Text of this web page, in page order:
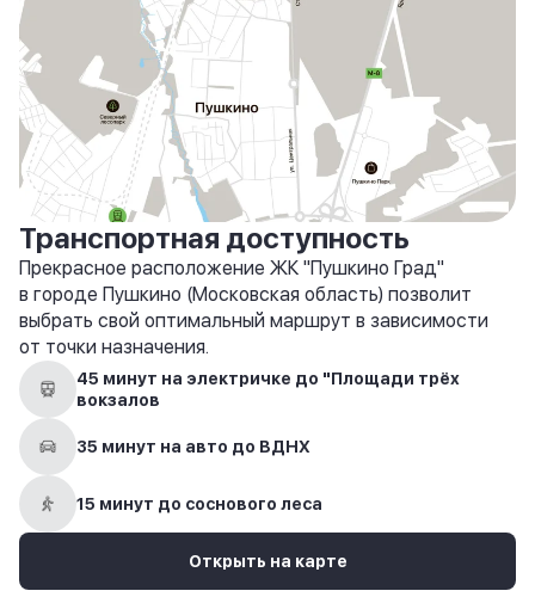
Транспортная доступность
Прекрасное расположение ЖК "Пушкино Град"
в городе Пушкино (Московская область) позволит
выбрать свой оптимальный маршрут в зависимости
от точки назначения.
45 минут на электричке до "Площади трёх
вокзалов
35 минут на авто до ВДНХ
15 минут до соснового леса
Открыть на карте